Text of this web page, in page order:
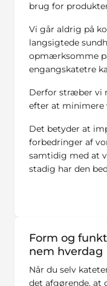
brug for
Vi går aldrig på
langsigtede
opmærksomme
engangskatetre
Derfor stræber vi
efter at minimere
Det betyder at
forbedringer af
samtidig med at
stadig har den
Form og
nem hverdag
Når du selv
det afgørende, at